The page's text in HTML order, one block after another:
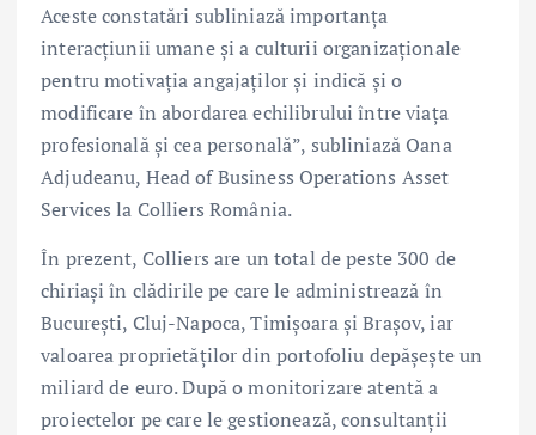
Aceste constatări subliniază importanța
interacțiunii umane și a culturii organizaționale
pentru motivația angajaților și indică și o
modificare în abordarea echilibrului între viața
profesională și cea personală”, subliniază Oana
Adjudeanu, Head of Business Operations Asset
Services la Colliers România.
În prezent, Colliers are un total de peste 300 de
chiriași în clădirile pe care le administrează în
București, Cluj-Napoca, Timișoara și Brașov, iar
valoarea proprietăților din portofoliu depășește un
miliard de euro. După o monitorizare atentă a
proiectelor pe care le gestionează, consultanții